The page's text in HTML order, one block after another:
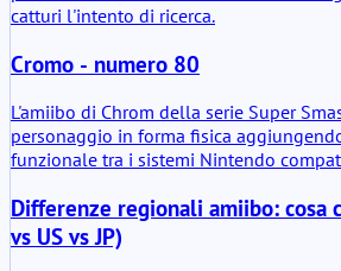
catturi l'intento di ricerca.
Cromo - numero 80
L'amiibo di Chrom della serie Super
personaggio in forma fisica
funzionale tra i sistemi Nintendo
di gioco definiti. Il valore pratico si
di addestramento in Super Smash Bros.
minori in titoli selezionati di Fire Emblem.
Differenze regionali amiibo: cosa
vs US vs JP)